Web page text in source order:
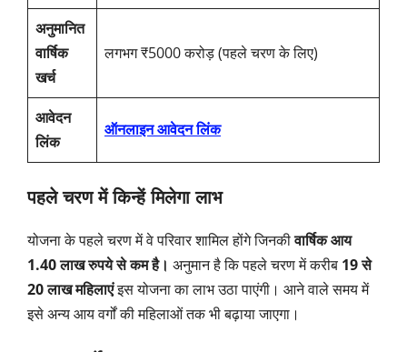
अनुमानित
वार्षिक
खर्च
लगभग ₹5000 करोड़ (पहले चरण के लिए)
आवेदन
लिंक
ऑनलाइन आवेदन लिंक
पहले चरण में किन्हें मिलेगा लाभ
योजना के पहले चरण में वे परिवार शामिल होंगे जिनकीवार्षिक आय
1.40 लाख रुपये से कम है। अनुमान है कि पहले चरण में करीब 19 से
20 लाख महिलाएंइस योजना का लाभ उठा पाएंगी। आने वाले समय में
इसे अन्य आय वर्गों की महिलाओं तक भी बढ़ाया जाएगा।